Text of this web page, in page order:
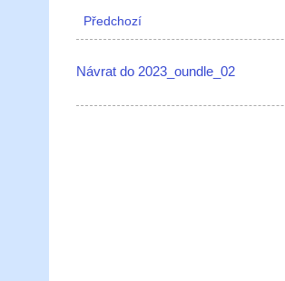
Předchozí
Návrat do 2023_oundle_02